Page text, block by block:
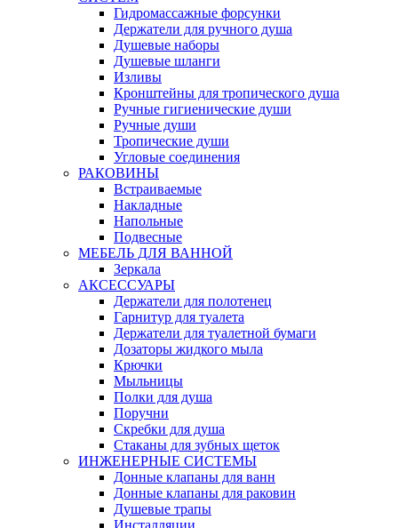
Гидромассажные форсунки
Держатели для ручного душа
Душевые наборы
Душевые шланги
Изливы
Кронштейны для тропического душа
Ручные гигиенические души
Ручные души
Тропические души
Угловые соединения
РАКОВИНЫ
Встраиваемые
Накладные
Напольные
Подвесные
МЕБЕЛЬ ДЛЯ ВАННОЙ
Зеркала
АКСЕССУАРЫ
Держатели для полотенец
Гарнитур для туалета
Держатели для туалетной бумаги
Дозаторы жидкого мыла
Крючки
Мыльницы
Полки для душа
Поручни
Скребки для душа
Стаканы для зубных щеток
ИНЖЕНЕРНЫЕ СИСТЕМЫ
Донные клапаны для ванн
Донные клапаны для раковин
Душевые трапы
Инсталляции